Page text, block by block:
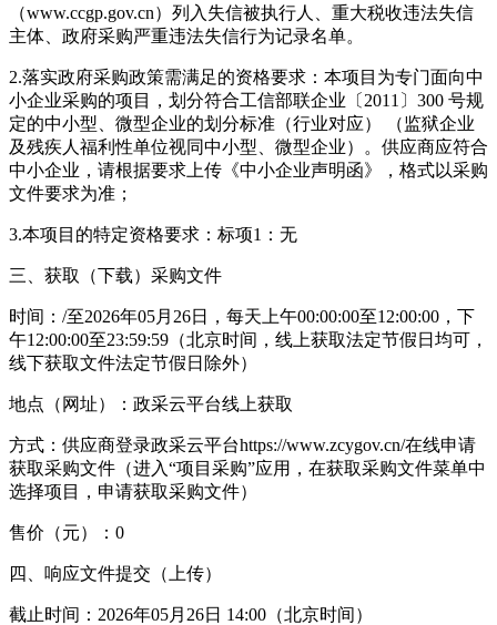
（www.ccgp.gov.cn）列入失信被执行人、重大税收违法失信
主体、政府采购严重违法失信行为记录名单。
2.落实政府采购政策需满足的资格要求：本项目为专门面向中
小企业采购的项目，划分符合工信部联企业〔2011〕300 号规
定的中小型、微型企业的划分标准（行业对应） （监狱企业
及残疾人福利性单位视同中小型、微型企业）。供应商应符合
中小企业，请根据要求上传《中小企业声明函》，格式以采购
文件要求为准；
3.本项目的特定资格要求：标项1：无
三、获取（下载）采购文件
时间：/至2026年05月26日，每天上午00:00:00至12:00:00，下
午12:00:00至23:59:59（北京时间，线上获取法定节假日均可，
线下获取文件法定节假日除外）
地点（网址）：政采云平台线上获取
方式：供应商登录政采云平台https://www.zcygov.cn/在线申请
获取采购文件（进入“项目采购”应用，在获取采购文件菜单中
选择项目，申请获取采购文件）
售价（元）：0
四、响应文件提交（上传）
截止时间：2026年05月26日 14:00（北京时间）